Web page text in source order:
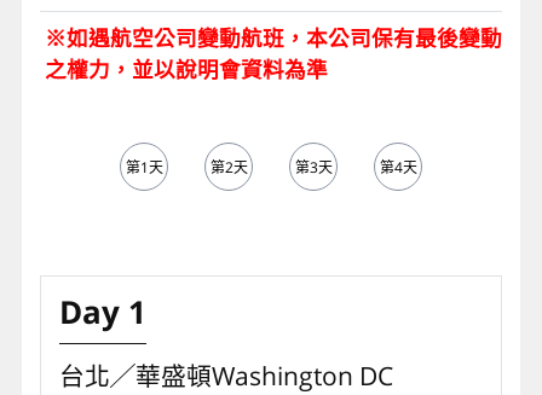
※如遇航空公司變動航班，本公司保有最後變動
之權力，並以說明會資料為準
第1天 第2天 第3天 第4天
Day 1
台北╱華盛頓Washington DC